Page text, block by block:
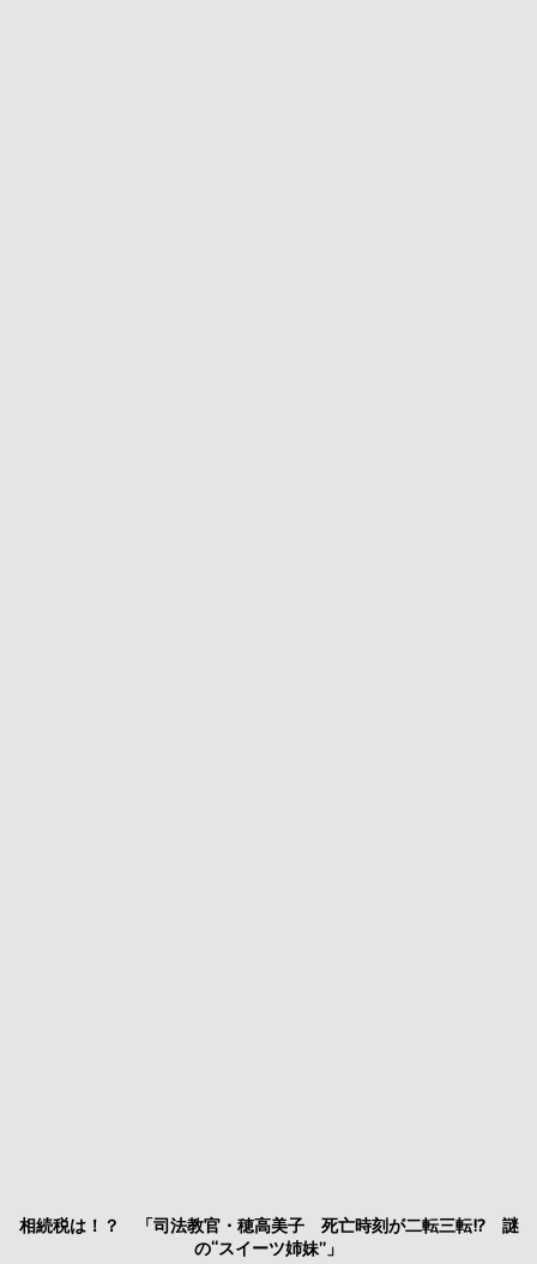
相続税は！？ 「司法教官・穂高美子 死亡時刻が二転三転!? 謎
の“スイーツ姉妹”」